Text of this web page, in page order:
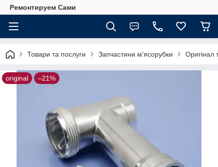
Ремонтируем Сами
Товари та послуги Запчастини м'ясорубки Оригінал
original –21%